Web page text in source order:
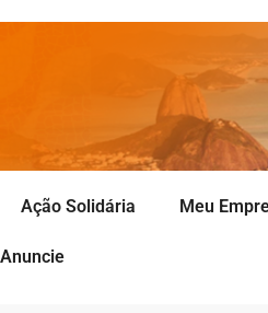
Ação Solidária Meu
Anuncie